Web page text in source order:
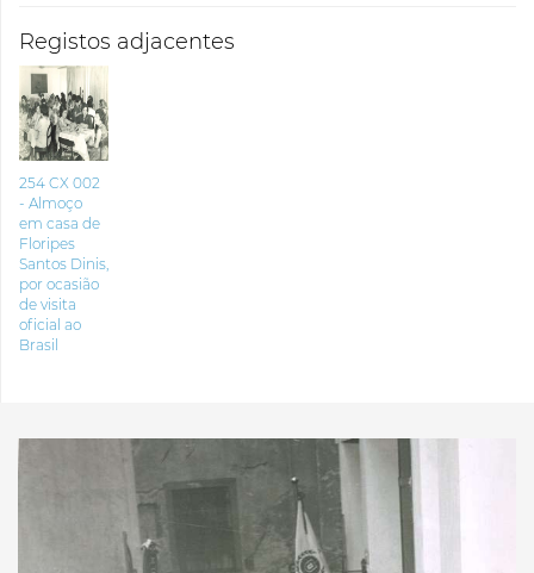
Registos adjacentes
254 CX 002
- Almoço
em casa de
Floripes
Santos Dinis,
por ocasião
de visita
oficial ao
Brasil